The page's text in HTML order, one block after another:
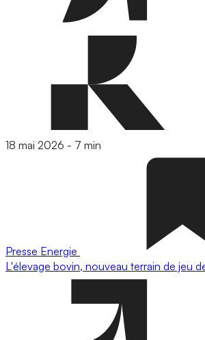
18 mai 2026 - 7 min
Presse Energie
L'élevage bovin, nouveau terrain de jeu